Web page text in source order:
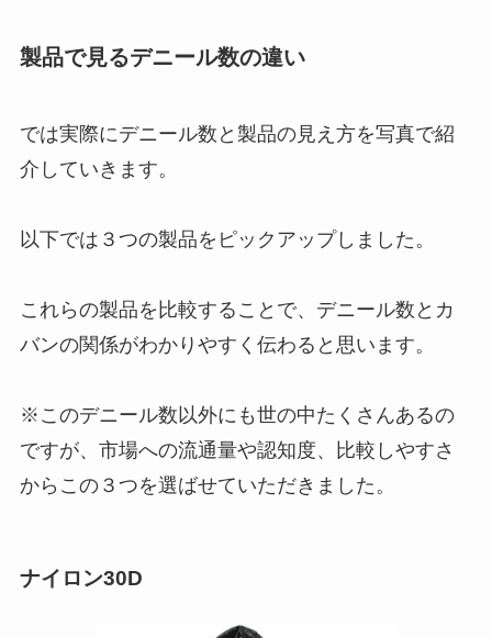
製品で見るデニール数の違い
では実際にデニール数と製品の見え方を写真で紹
介していきます。
以下では３つの製品をピックアップしました。
これらの製品を比較することで、デニール数とカ
バンの関係がわかりやすく伝わると思います。
※このデニール数以外にも世の中たくさんあるの
ですが、市場への流通量や認知度、比較しやすさ
からこの３つを選ばせていただきました。
ナイロン30D